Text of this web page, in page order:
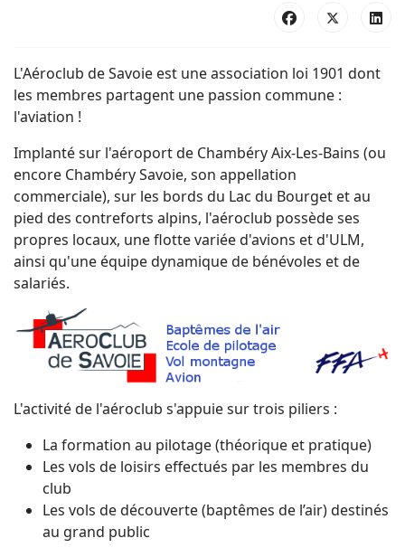
L'Aéroclub de Savoie est une association loi 1901 dont
les membres partagent une passion commune :
l'aviation !
Implanté sur l'aéroport de Chambéry Aix-Les-Bains (ou
encore Chambéry Savoie, son appellation
commerciale), sur les bords du Lac du Bourget et au
pied des contreforts alpins, l'aéroclub possède ses
propres locaux, une flotte variée d'avions et d'ULM,
ainsi qu'une équipe dynamique de bénévoles et de
salariés.
L'activité de l'aéroclub s'appuie sur trois piliers :
La formation au pilotage (théorique et pratique)
Les vols de loisirs effectués par les membres du
club
Les vols de découverte (baptêmes de l’air) destinés
au grand public